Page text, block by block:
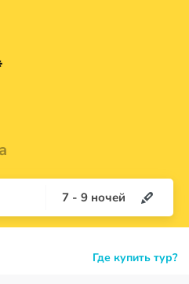
7 - 9 ночей
Где купить тур?